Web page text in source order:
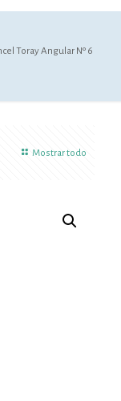
Toray Angular Nº 6
Mostrar todo